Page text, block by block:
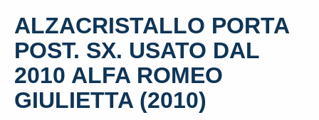
ALZACRISTALLO PORTA
POST. SX. USATO DAL
2010 ALFA ROMEO
GIULIETTA (2010)